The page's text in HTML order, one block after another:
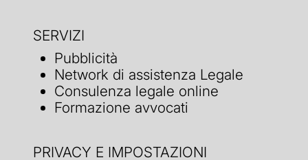
SERVIZI
Pubblicità
Network di assistenza Legale
Consulenza legale online
Formazione avvocati
PRIVACY E IMPOSTAZIONI